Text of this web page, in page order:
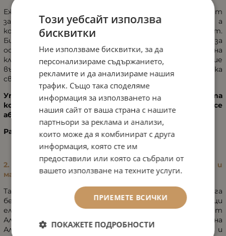
Ежедневното използване на крема обезпечават
запълване и заглаждане на фините линии и бръчки, а
контура на лицето мигновено изглежда по-стегнат.
Био-активните стволови клетки от алпийска роза
осигуряват интензивна защита и удължаване на
клетъчния жизнен цикъл. Веднага след приложение
върху кожата, тя изглежда и излъчва младежка
свежест.
Употреба: Нанасяйте сутрин и вечер върху чиста
кожа, с леки, насочени нагоре движения, докато се
абсорбира продукта.
Размер:
100 мл
2. Ампули със стволови клетки от Алпийска роза и
масло от Роза Дамасцена
Тази силна ампула-концентрат предлага
безпрецедентна комбинация от регенериращи
елементи и екстракти от стволови клетки от
Алпийска роза. Биоактивните стволови клетки на
Алпийската роза имат интензивен защитен ефект и
Този уебсайт използва
бисквитки
Ние използваме бисквитки, за да
персонализираме съдържанието,
рекламите и да анализираме нашия
трафик. Също така споделяме
информация за използването на
нашия сайт от ваша страна с нашите
партньори за реклама и анализи,
които може да я комбинират с друга
информация, която сте им
предоставили или която са събрали от
вашето използване на техните услуги.
ПРИЕМЕТЕ ВСИЧКИ
ПОКАЖЕТЕ ПОДРОБНОСТИ